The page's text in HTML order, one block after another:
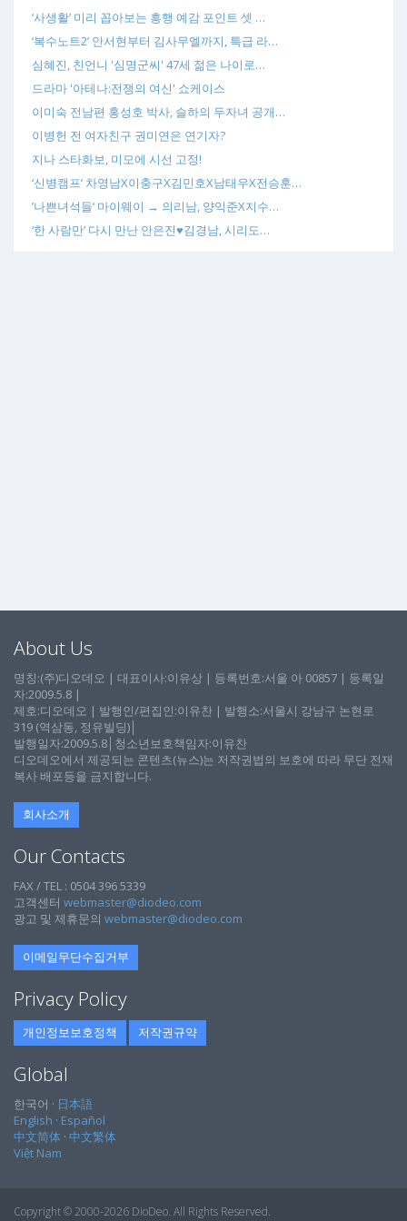
‘사생활’ 미리 꼽아보는 흥행 예감 포인트 셋 …
‘복수노트2’ 안서현부터 김사무엘까지, 특급 라…
심혜진, 친언니 '심명군씨' 47세 젊은 나이로…
드라마 '아테나:전쟁의 여신' 쇼케이스
이미숙 전남편 홍성호 박사, 슬하의 두자녀 공개…
이병헌 전 여자친구 권미연은 연기자?
지나 스타화보, 미모에 시선 고정!
‘신병캠프’ 차영남X이충구X김민호X남태우X전승훈…
’나쁜녀석들‘ 마이웨이 → 의리남, 양익준X지수…
‘한 사람만’ 다시 만난 안은진♥김경남, 시리도…
About Us
명칭:(주)디오데오 | 대표이사:이유상 | 등록번호:서울 아 00857 | 등록일
자:2009.5.8 |
제호:디오데오 | 발행인/편집인:이유찬 | 발행소:서울시 강남구 논현로
319 (역삼동, 정유빌딩)│
발행일자:2009.5.8│청소년보호책임자:이유찬
디오데오에서 제공되는 콘텐츠(뉴스)는 저작권법의 보호에 따라 무단 전재
복사 배포등을 금지합니다.
회사소개
Our Contacts
FAX / TEL : 0504 396 5339
고객센터 webmaster@diodeo.com
광고 및 제휴문의 webmaster@diodeo.com
이메일무단수집거부
Privacy Policy
개인정보보호정책 저작권규약
Global
한국어 · 日本語
English · Español
中文简体 · 中文繁体
Việt Nam
Copyright © 2000-2026 DioDeo. All Rights Reserved.